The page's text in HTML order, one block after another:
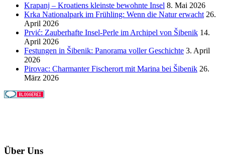
Krapanj – Kroatiens kleinste bewohnte Insel 8. Mai 2026
Krka Nationalpark im Frühling: Wenn die Natur erwacht 26.
April 2026
Prvić: Zauberhafte Insel-Perle im Archipel von Šibenik 14.
April 2026
Festungen in Šibenik: Panorama voller Geschichte 3. April
2026
Pirovac: Charmanter Fischerort mit Marina bei Šibenik 26.
März 2026
Über Uns